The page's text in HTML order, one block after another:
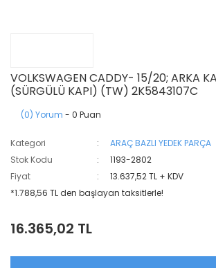
VOLKSWAGEN CADDY- 15/20; ARKA
(SÜRGÜLÜ KAPI) (TW) 2K5843107C
(0) Yorum - 0 Puan
Kategori
ARAÇ BAZLI YEDEK PARÇA
Stok Kodu
1193-2802
Fiyat
13.637,52 TL + KDV
*1.788,56 TL den başlayan taksitlerle!
16.365,02 TL